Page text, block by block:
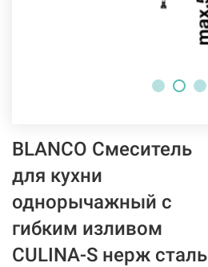
BLANCO Смеситель
для кухни
однорычажный с
гибким изливом
CULINA-S нерж сталь